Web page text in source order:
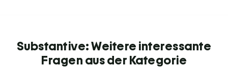
Substantive: Weitere interessante
Fragen aus der Kategorie